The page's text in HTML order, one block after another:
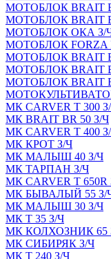
МОТОБЛОК BRAIT
МОТОБЛОК BRAIT
МОТОБЛОК ОКА З/
МОТОБЛОК FORZA
МОТОБЛОК BRAIT
МОТОБЛОК BRAIT
МОТОБЛОК BRAIT
МК CARVER Т 300
МК BRAIT BR 50 З/Ч
МК CARVER Т 400
МК КРОТ З/Ч
МК МАЛЫШ 40 З/Ч
МК ТАРПАН З/Ч
МК CARVER Т 650R
МК БЫВАЛЫЙ 55 З/
МК МАЛЫШ 30 З/Ч
МК Т 35 З/Ч
МК КОЛХОЗНИК 65
МК СИБИРЯК З/Ч
МК Т 240 З/Ч